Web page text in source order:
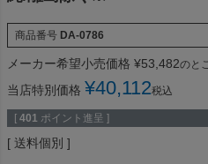
商品番号 DA-0786
メーカー希望小売価格 ¥53,482のと
当店特別価格 ¥40,112税込
[ 401 ポイント進呈 ]
送料個別